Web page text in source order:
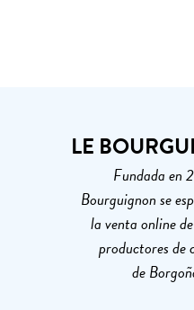
LE
Fundada en
Bourguignon se
la venta online
productores de
de